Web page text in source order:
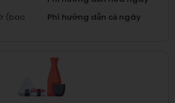
(bao
Phí hướng dẫn cả ngày